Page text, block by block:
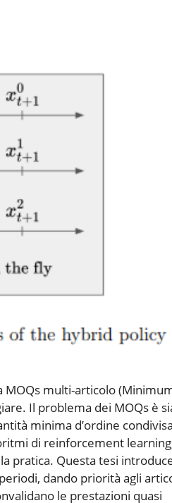
multi-articolo
Il problema dei MOQs è
minima d’ordine condivisa
di reinforcement
pratica. Questa tesi
dando priorità agli
le prestazioni quasi